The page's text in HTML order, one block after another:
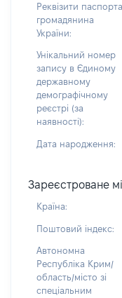
Реквізити паспорта
громадянина
України:
Унікальний номер
запису в Єдиному
державному
демографічному
реєстрі (за
наявності):
Дата народження:
Зареєстроване
Країна:
Поштовий індекс:
Автономна
Республіка Крим/
область/місто зі
спеціальним